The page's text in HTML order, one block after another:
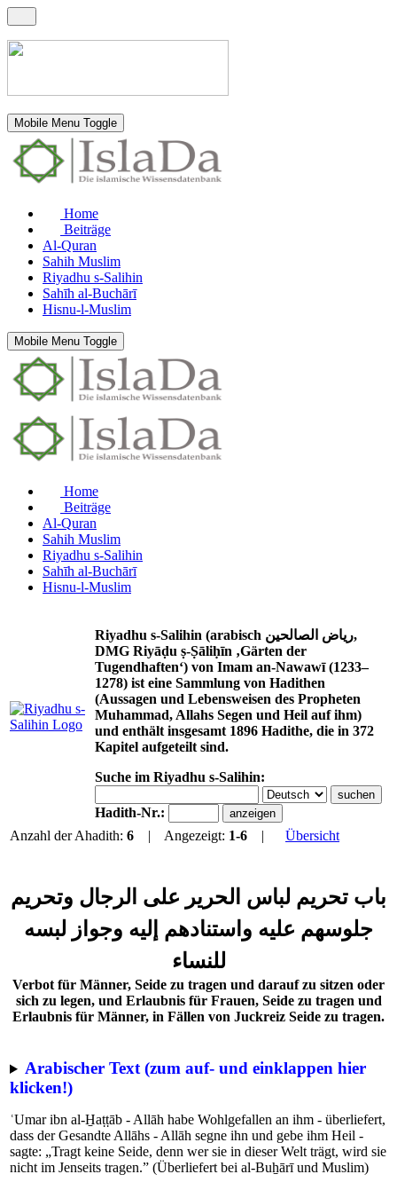
Mobile Menu Toggle
Home
Beiträge
Al-Quran
Sahih Muslim
Riyadhu s-Salihin
Sahīh al-Buchārī
Hisnu-l-Muslim
Mobile Menu Toggle
Home
Beiträge
Al-Quran
Sahih Muslim
Riyadhu s-Salihin
Sahīh al-Buchārī
Hisnu-l-Muslim
Riyadhu s-Salihin (arabisch رياض الصالحين,
DMG Riyāḍu ṣ-Ṣāliḥīn ‚Gärten der
Tugendhaften‘) von Imam an-Nawawī (1233–
1278) ist eine Sammlung von Hadithen
(Aussagen und Lebensweisen des Propheten
Muhammad, Allahs Segen und Heil auf ihm)
und enthält insgesamt 1896 Hadithe, die in 372
Kapitel aufgeteilt sind.
Suche im Riyadhu s-Salihin:
Hadith-Nr.:
Anzahl der Ahadith: 6 | Angezeigt: 1-6 | Übersicht
باب تحريم لباس الحرير على الرجال وتحريم
جلوسهم عليه واستنادهم إليه وجواز لبسه
للنساء
Verbot für Männer, Seide zu tragen und darauf zu sitzen oder
sich zu legen, und Erlaubnis für Frauen, Seide zu tragen und
Erlaubnis für Männer, in Fällen von Juckreiz Seide zu tragen.
Arabischer Text (zum auf- und einklappen hier
klicken!)
ʿUmar ibn al-H̱aṭṭāb - Allāh habe Wohlgefallen an ihm - überliefert,
dass der Gesandte Allāhs - Allāh segne ihn und gebe ihm Heil -
sagte: „Tragt keine Seide, denn wer sie in dieser Welt trägt, wird sie
nicht im Jenseits tragen.” (Überliefert bei al-Buẖārī und Muslim)